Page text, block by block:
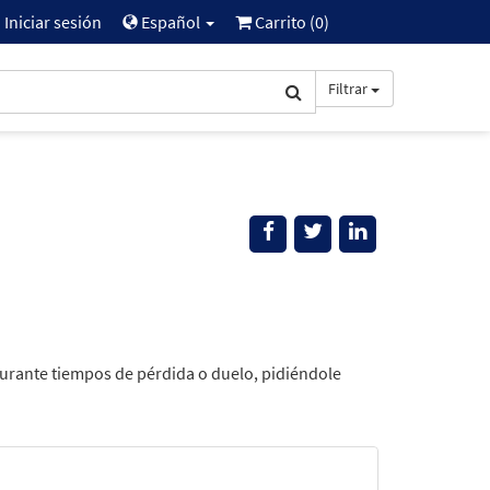
Iniciar sesión Español Carrito (0)
Filtrar
tiempos de pérdida o duelo, pidiéndole